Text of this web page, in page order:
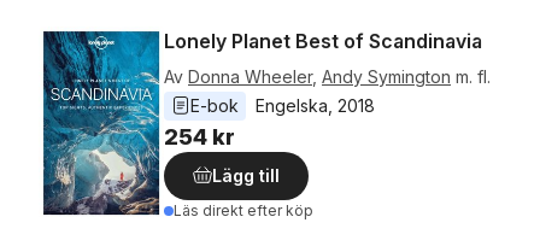
Lonely Planet Best of Scandinavia
Av Donna Wheeler, Andy Symington m. fl.
E-bok
Engelska 2018
254 kr
Lägg till
Läs direkt efter köp